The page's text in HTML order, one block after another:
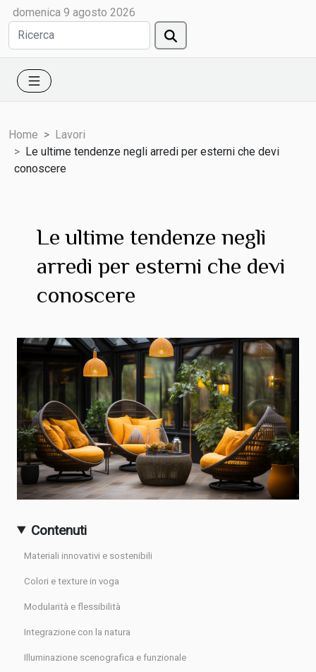
domenica 9 agosto 2026
Home
Lavori
Le ultime tendenze negli arredi per esterni che devi
conoscere
Le ultime tendenze negli
arredi per esterni che devi
conoscere
Contenuti
Materiali innovativi e sostenibili
Colori e texture in voga
Modularità e flessibilità
Integrazione con la natura
Illuminazione scenografica e funzionale